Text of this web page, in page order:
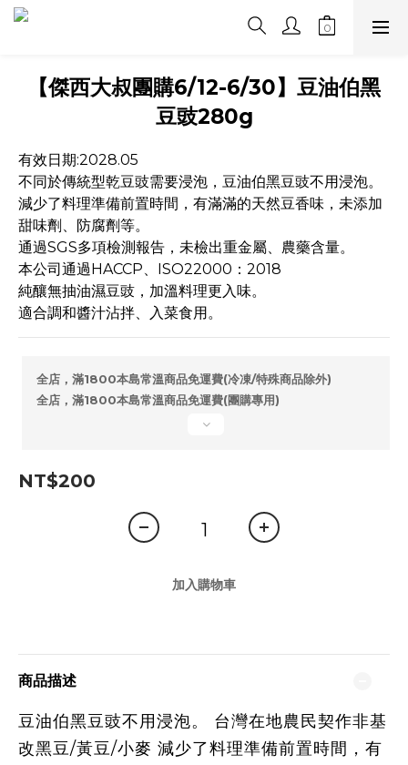
【傑西大叔團購6/12-6/30】豆油伯黑
豆豉280g
有效日期:2028.05
不同於傳統型乾豆豉需要浸泡，豆油伯黑豆豉不用浸泡。
減少了料理準備前置時間，有滿滿的天然豆香味，未添加
甜味劑、防腐劑等。
通過SGS多項檢測報告，未檢出重金屬、農藥含量。
本公司通過HACCP、ISO22000：2018
純釀無抽油濕豆豉，加溫料理更入味。
適合調和醬汁沾拌、入菜食用。
全店，滿1800本島常溫商品免運費(冷凍/特殊商品除外)
全店，滿1800本島常溫商品免運費(團購專用)
NT$200
加入購物車
商品描述
豆油伯黑豆豉不用浸泡。 台灣在地農民契作非基
改黑豆/黃豆/小麥 減少了料理準備前置時間，有